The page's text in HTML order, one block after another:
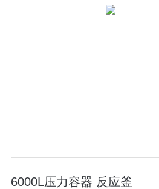
6000L压力容器 反应釜